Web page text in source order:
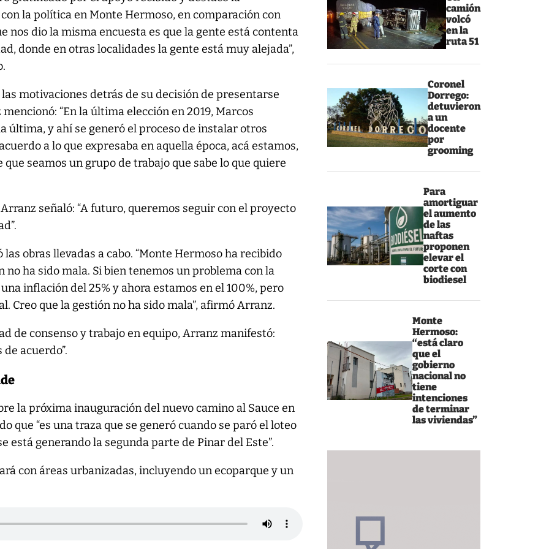
camión
volcó
en la
ruta 51
Coronel
Dorrego:
detuvieron
a un
docente
por
grooming
Para
amortiguar
el aumento
de las
naftas
proponen
elevar el
corte con
biodiesel
Monte
Hermoso:
“está claro
que el
gobierno
nacional no
tiene
intenciones
de terminar
las viviendas”
la política en Monte Hermoso, en comparación con
nos dio la misma encuesta es que la gente está contenta
donde en otras localidades la gente está muy alejada”,
motivaciones detrás de su decisión de presentarse
“En la última elección en 2019, Marcos
última, y ahí se generó el proceso de instalar otros
a lo que expresaba en aquella época, acá estamos,
seamos un grupo de trabajo que sabe lo que quiere
señaló: “A futuro, queremos seguir con el proyecto
obras llevadas a cabo. “Monte Hermoso ha recibido
no ha sido mala. Si bien tenemos un problema con la
inflación del 25% y ahora estamos en el 100%, pero
Creo que la gestión no ha sido mala”, afirmó Arranz.
de consenso y trabajo en equipo, Arranz manifestó:
acuerdo”.
la próxima inauguración del nuevo camino al Sauce en
que “es una traza que se generó cuando se paró el loteo
está generando la segunda parte de Pinar del Este”.
con áreas urbanizadas, incluyendo un ecoparque y un